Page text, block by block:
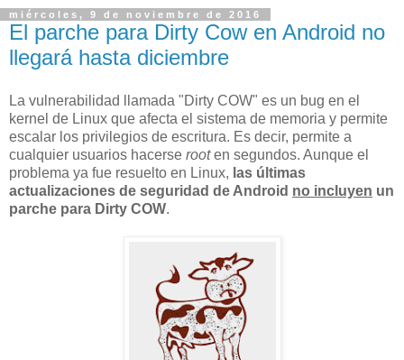
miércoles, 9 de noviembre de 2016
El parche para Dirty Cow en Android no
llegará hasta diciembre
La vulnerabilidad llamada "Dirty COW" es un bug en el
kernel de Linux que afecta el sistema de memoria y permite
escalar los privilegios de escritura. Es decir, permite a
cualquier usuarios hacerse rooten segundos. Aunque el
problema ya fue resuelto en Linux, las últimas
actualizaciones de seguridad de Android no incluyen un
parche para Dirty COW.